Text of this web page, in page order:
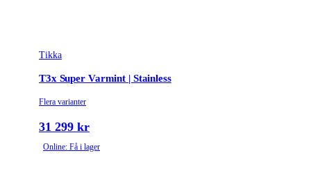
Tikka
T3x Super Varmint | Stainless
Flera varianter
31 299 kr
Online: Få i lager